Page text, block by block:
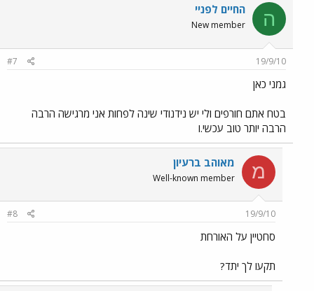
ה החיים לפניי
New member
19/9/10
#7
גמני כאן
בטח אתם חורפים ולי יש נידנודי שינה לפחות אני מרגישה הרבה
הרבה יותר טוב עכשי.ו
מ מאוהב ברעיון
Well-known member
19/9/10
#8
סחטיין על האורחת
תקעו לך יתד?